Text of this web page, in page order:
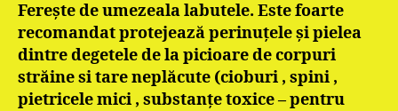
Fereşte de umezeala labutele. Este foarte
recomandat protejează perinuţele şi pielea
dintre degetele de la picioare de corpuri
străine si tare neplăcute (cioburi , spini ,
pietricele mici , substanţe toxice – pentru